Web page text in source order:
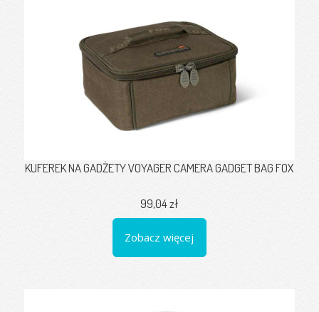
KUFEREK NA GADŻETY VOYAGER CAMERA GADGET BAG FOX
99,04 zł
Zobacz więcej